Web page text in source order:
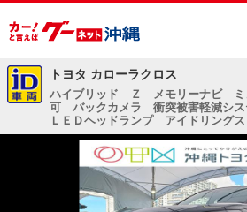
トヨタ カローラクロス
ハイブリッド Ｚ メモリーナビ ミ
可 バックカメラ 衝突被害軽減シ
ＬＥＤヘッドランプ アイドリング